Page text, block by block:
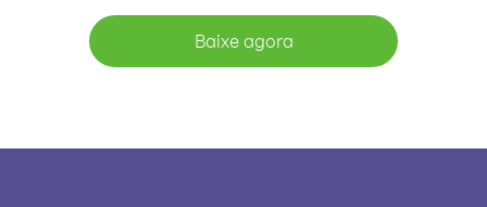
Baixe agora